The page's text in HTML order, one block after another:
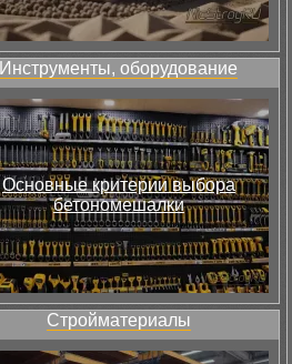
Инструменты, оборудование
Основные критерии выбора
бетономешалки
Стройматериалы